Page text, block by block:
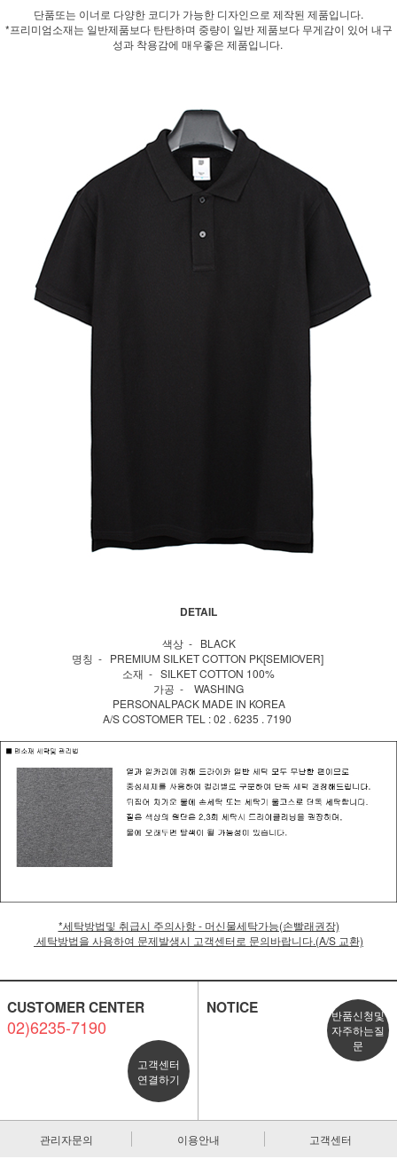
단품또는 이너로 다양한 코디가 가능한 디자인으로 제작된 제품입니다.
*프리미엄소재는 일반제품보다 탄탄하며 중량이 일반 제품보다 무게감이 있어 내구
성과 착용감에 매우좋은 제품입니다.
DETAIL
색상 - BLACK
명칭 - PREMIUM SILKET COTTON PK[SEMIOVER]
소재 - SILKET COTTON 100%
가공 - WASHING
PERSONALPACK MADE IN KOREA
A/S COSTOMER TEL : 02 . 6235 . 7190
*세탁방법및 취급시 주의사항 - 머신물세탁가능(손빨래권장)
세탁방법을 사용하여 문제발생시 고객센터로 문의바랍니다.(A/S 교환)
CUSTOMER CENTER
02)6235-7190
고객센터
연결하기
NOTICE
반품신청및
자주하는질
문
관리자문의 이용안내 고객센터